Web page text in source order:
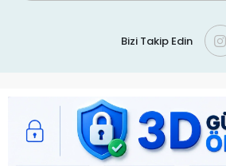
Bizi Takip Edin